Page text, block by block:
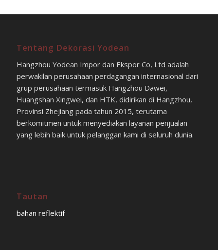
Tentang Dekorasi Yodean
Hangzhou Yodean Impor dan Ekspor Co, Ltd adalah
perwakilan perusahaan perdagangan internasional dari
grup perusahaan termasuk Hangzhou Dawei,
Huangshan Xingwei, dan HTK, didirikan di Hangzhou,
Provinsi Zhejiang pada tahun 2015, terutama
berkomitmen untuk menyediakan layanan penjualan
yang lebih baik untuk pelanggan kami di seluruh dunia.
Tautan
bahan reflektif